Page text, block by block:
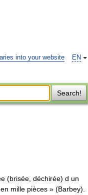
EN
into your website
Search!
(brisée, déchirée) d un
mille pièces » (Barbey).